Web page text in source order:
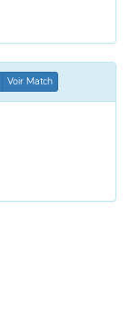
Voir Match